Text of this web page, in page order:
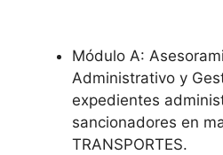
Módulo A:
Administrativo y
expedientes
sancionadores en
TRANSPORTES.